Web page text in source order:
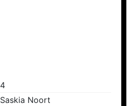
4
Saskia Noort